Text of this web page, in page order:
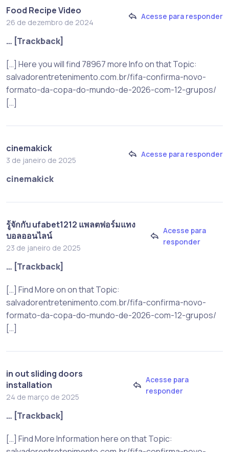
Food Recipe Video
26 de dezembro de 2024
Acesse para responder
… [Trackback]
[…] Here you will find 78967 more Info on that Topic:
salvadorentretenimento.com.br/fifa-confirma-novo-
formato-da-copa-do-mundo-de-2026-com-12-grupos/
[…]
cinemakick
3 de janeiro de 2025
Acesse para responder
cinemakick
รู้จักกับ ufabet1212 แพลตฟอร์มแทง
บอลออนไลน์
23 de janeiro de 2025
Acesse para
responder
… [Trackback]
[…] Find More on on that Topic:
salvadorentretenimento.com.br/fifa-confirma-novo-
formato-da-copa-do-mundo-de-2026-com-12-grupos/
[…]
in out sliding doors
installation
24 de março de 2025
Acesse para
responder
… [Trackback]
[…] Find More Information here on that Topic: